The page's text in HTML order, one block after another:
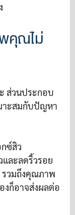
คุณไม่
ส่วนประกอบ
าะสมกับปัญหา
ซ์สิว
และลดริ้วรอย
วมถึงคุณภาพ
งก็อาจส่งผลต่อ